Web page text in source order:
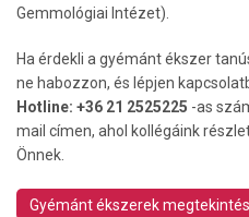
Gemmológiai Intézet).
Ha érdekli a gyémánt ékszer
ne habozzon, és lépjen
Hotline: +36 21 2525225 -as
mail címen, ahol kollégáink
Önnek.
Gyémánt ékszerek